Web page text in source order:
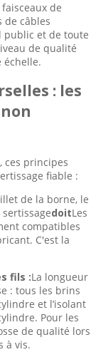
de
de câbles
public et de toute
de qualité
échelle.
: les
ces principes
fiable :
de la borne, le
doitLes
compatibles
C'est la
fils :La longueur
: tous les brins
et l’isolant
Pour les
de qualité lors
à vis.